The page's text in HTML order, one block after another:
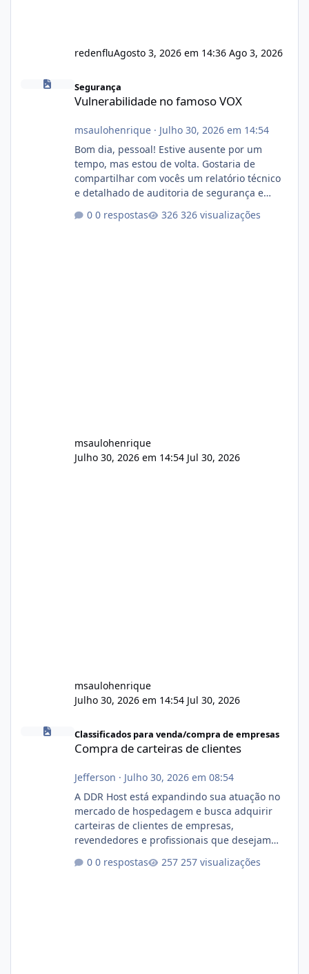
redenfluAgosto 3, 2026 em 14:36 Ago 3, 2026
Vulnerabilidade no famoso VOX
Segurança
Vulnerabilidade no famoso VOX
msaulohenrique· Julho 30, 2026 em 14:54
Bom dia, pessoal! Estive ausente por um
tempo, mas estou de volta. Gostaria de
compartilhar com vocês um relatório técnico
e detalhado de auditoria de segurança e
atualmente em circulação e comercialização
0 respostas 326 visualizações
msaulohenrique
Julho 30, 2026 em 14:54 Jul 30, 2026
msaulohenrique
Julho 30, 2026 em 14:54 Jul 30, 2026
Compra de carteiras de clientes
Classificados para venda/compra de empresas
Compra de carteiras de clientes
Jefferson · Julho 30, 2026 em 08:54
A DDR Host está expandindo sua atuação no
mercado de hospedagem e busca adquirir
carteiras de clientes de empresas,
revendedores e profissionais que desejam
operação. Se você possui clientes ativos de
0 respostas 257 visualizações